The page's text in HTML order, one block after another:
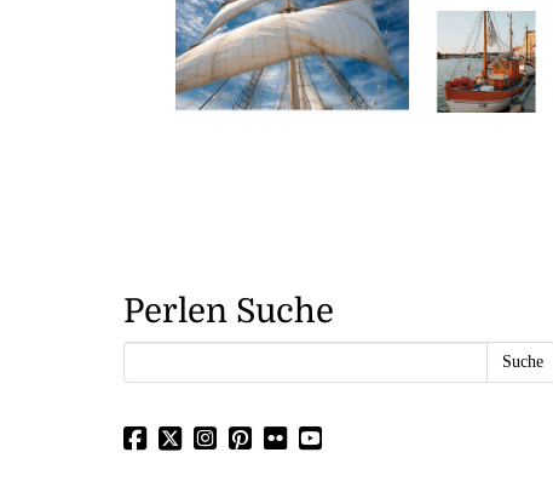
Perlen Suche